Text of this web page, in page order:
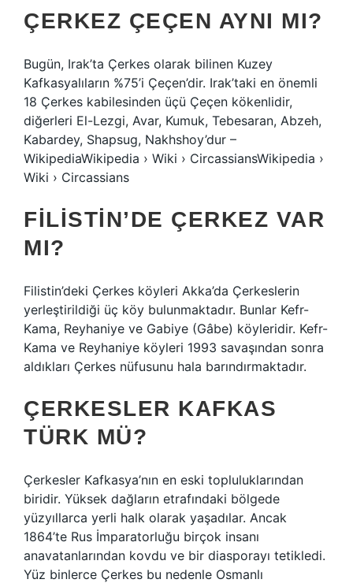
ÇERKEZ ÇEÇEN AYNI MI?
Bugün, Irak’ta Çerkes olarak bilinen Kuzey
Kafkasyalıların %75’i Çeçen’dir. Irak’taki en önemli
18 Çerkes kabilesinden üçü Çeçen kökenlidir,
diğerleri El-Lezgi, Avar, Kumuk, Tebesaran, Abzeh,
Kabardey, Shapsug, Nakhshoy’dur –
WikipediaWikipedia › Wiki › CircassiansWikipedia ›
Wiki › Circassians
FILISTIN’DE ÇERKEZ VAR
MI?
Filistin’deki Çerkes köyleri Akka’da Çerkeslerin
yerleştirildiği üç köy bulunmaktadır. Bunlar Kefr-
Kama, Reyhaniye ve Gabiye (Gâbe) köyleridir. Kefr-
Kama ve Reyhaniye köyleri 1993 savaşından sonra
aldıkları Çerkes nüfusunu hala barındırmaktadır.
ÇERKESLER KAFKAS
TÜRK MÜ?
Çerkesler Kafkasya’nın en eski topluluklarından
biridir. Yüksek dağların etrafındaki bölgede
yüzyıllarca yerli halk olarak yaşadılar. Ancak
1864’te Rus İmparatorluğu birçok insanı
anavatanlarından kovdu ve bir diasporayı tetikledi.
Yüz binlerce Çerkes bu nedenle Osmanlı